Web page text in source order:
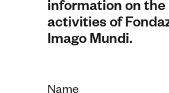
information on the
activities of
Imago Mundi.